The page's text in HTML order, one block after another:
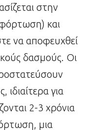
στην
και
να αποφευχθεί
δασμούς. Οι
για
2-3 χρόνια
μια